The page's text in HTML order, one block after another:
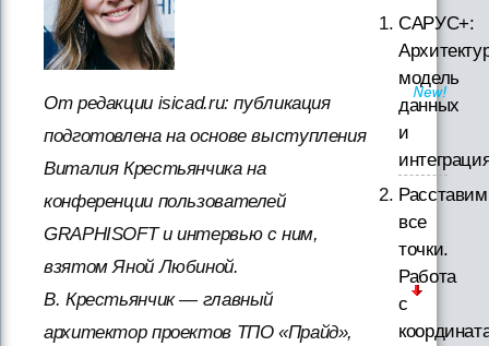
От редакции isicad.ru: публикация
подготовлена на основе выступления
Виталия Крестьянчика на
конференции пользователей
GRAPHISOFT и интервью с ним,
взятом Яной Любиной.
В. Крестьянчик — главный
архитектор проектов ТПО «Прайд»,
САРУС+:
модель
данных
и
Расставим
все
точки.
Работа
с